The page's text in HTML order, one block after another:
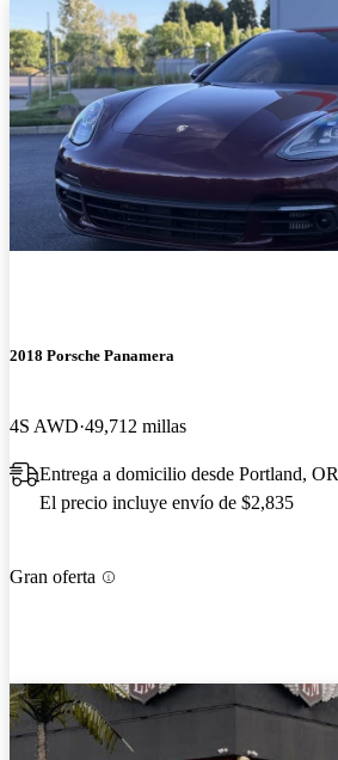
2018 Porsche Panamera
4S AWD 49,712 millas
Entrega a domicilio desde Portland, OR
El precio incluye envío de $2,835
Gran oferta